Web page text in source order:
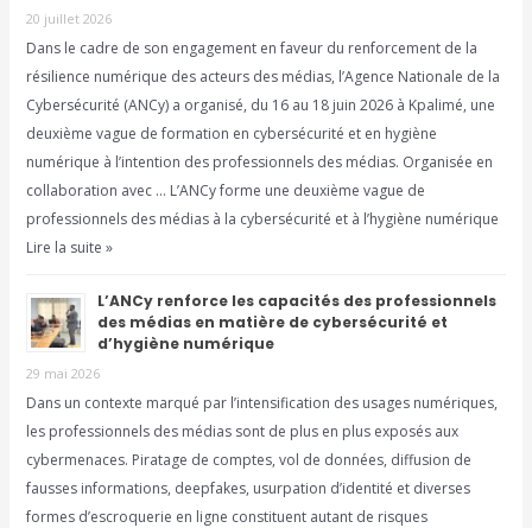
20 juillet 2026
Dans le cadre de son engagement en faveur du renforcement de la
résilience numérique des acteurs des médias, l’Agence Nationale de la
Cybersécurité (ANCy) a organisé, du 16 au 18 juin 2026 à Kpalimé, une
deuxième vague de formation en cybersécurité et en hygiène
numérique à l’intention des professionnels des médias. Organisée en
collaboration avec … L’ANCy forme une deuxième vague de
professionnels des médias à la cybersécurité et à l’hygiène numérique
Lire la suite »
L’ANCy renforce les capacités des professionnels
des médias en matière de cybersécurité et
d’hygiène numérique
29 mai 2026
Dans un contexte marqué par l’intensification des usages numériques,
les professionnels des médias sont de plus en plus exposés aux
cybermenaces. Piratage de comptes, vol de données, diffusion de
fausses informations, deepfakes, usurpation d’identité et diverses
formes d’escroquerie en ligne constituent autant de risques